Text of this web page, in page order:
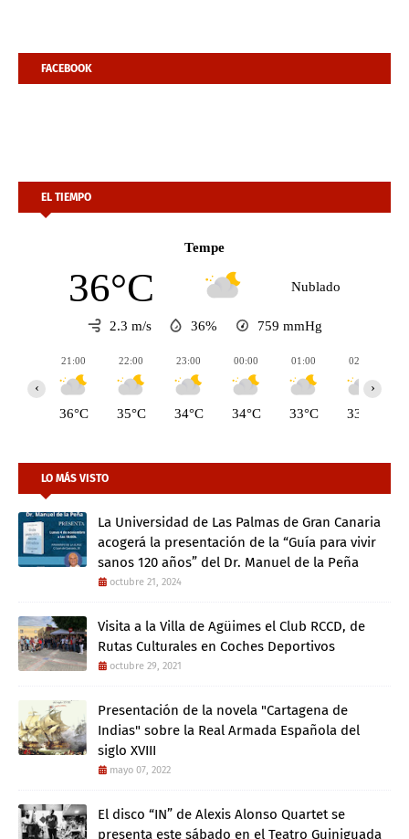
FACEBOOK
EL TIEMPO
Tempe
36°C Nublado
2.3 m/s 36% 759 mmHg
21:00
36°C
22:00
35°C
23:00
34°C
00:00
34°C
01:00
33°C
02:00
33°C
‹ ›
LO MÁS VISTO
La Universidad de Las Palmas de Gran Canaria
acogerá la presentación de la “Guía para vivir
sanos 120 años” del Dr. Manuel de la Peña
octubre 21, 2024
Visita a la Villa de Agüimes el Club RCCD, de
Rutas Culturales en Coches Deportivos
octubre 29, 2021
Presentación de la novela "Cartagena de
Indias" sobre la Real Armada Española del
siglo XVIII
mayo 07, 2022
El disco “IN” de Alexis Alonso Quartet se
presenta este sábado en el Teatro Guiniguada